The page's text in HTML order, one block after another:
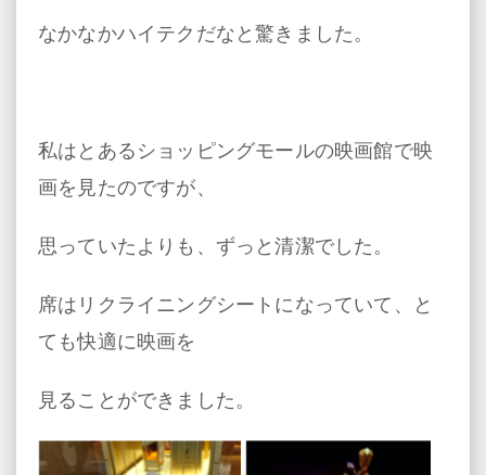
なかなかハイテクだなと驚きました。
私はとあるショッピングモールの映画館で映
画を見たのですが、
思っていたよりも、ずっと清潔でした。
席はリクライニングシートになっていて、と
ても快適に映画を
見ることができました。